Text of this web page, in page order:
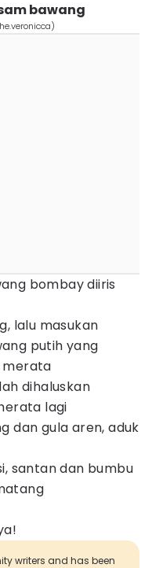
bawang
bombay diiris
lalu masukan
putih yang
merata
dihaluskan
lagi
dan gula aren, aduk
santan dan bumbu
writers and has been